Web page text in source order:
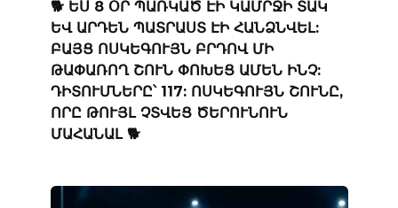
🐕 ԵՍ 8 ՕՐ ՊԱՌԿԱԾ ԷԻ ԿԱՄՐՋԻ ՏԱԿ
ԵՎ ԱՐԴԵՆ ՊԱՏՐԱՍՏ ԷԻ ՀԱՆՁՆՎԵԼ:
ԲԱՅՑ ՈՍԿԵԳՈՒՅՆ ԲՐԴՈՎ ՄԻ
ԹԱՓԱՌՈՂ ՇՈՒՆ ՓՈԽԵՑ ԱՄԵՆ ԻՆՉ:
ԴԻՏՈՒՄՆԵՐԸ՝ 117: ՈՍԿԵԳՈՒՅՆ ՇՈՒՆԸ,
ՈՐԸ ԹՈՒՅԼ ՉՏՎԵՑ ԾԵՐՈՒՆՈՒՆ
ՄԱՀԱՆԱԼ 🐕